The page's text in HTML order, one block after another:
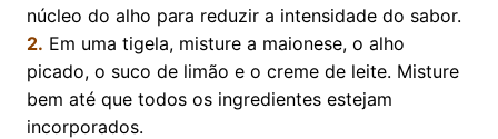
núcleo do alho para reduzir a intensidade do sabor.
2. Em uma tigela, misture a maionese, o alho
picado, o suco de limão e o creme de leite. Misture
bem até que todos os ingredientes estejam
incorporados.